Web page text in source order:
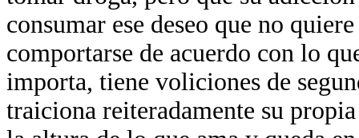
consumar ese deseo que no
comportarse de acuerdo con lo
importa, tiene voliciones de
traiciona reiteradamente su